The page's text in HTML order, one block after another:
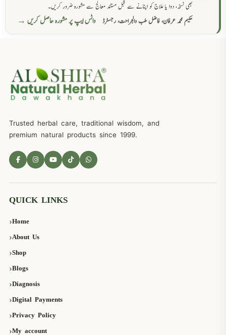
بھی نسخہ، دوا یا علاج کو اپنانے سے قبل مستند معالج سے مشورہ ضرور کریں۔
حکیم محمد عرفان، فاضل طب والجراحت، رجسٹرڈ
واٹس ایپ پر مشورہ حاصل کریں →
Trusted herbal care, traditional wisdom, and
premium natural products since 1999.
QUICK LINKS
Home
About Us
Shop
Blogs
Diagnosis
Digital Payments
Privacy Policy
My account